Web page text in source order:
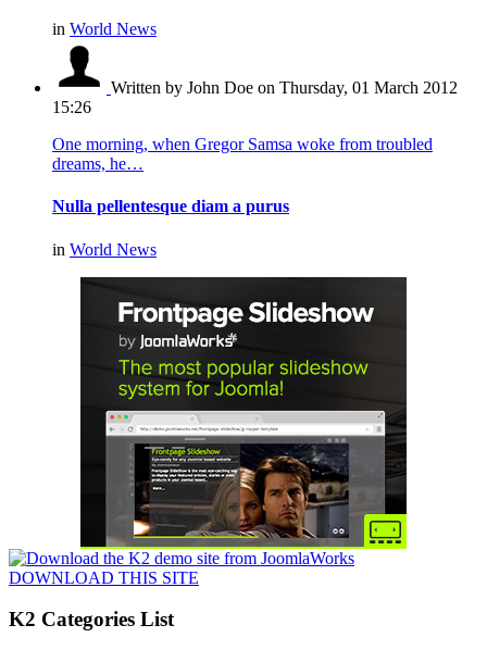
in World News
Written by John Doe on Thursday, 01 March 2012
15:26
One morning, when Gregor Samsa woke from troubled
dreams, he…
Nulla pellentesque diam a purus
in World News
DOWNLOAD THIS SITE
K2 Categories List